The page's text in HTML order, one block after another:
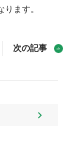
ます。
次の記事